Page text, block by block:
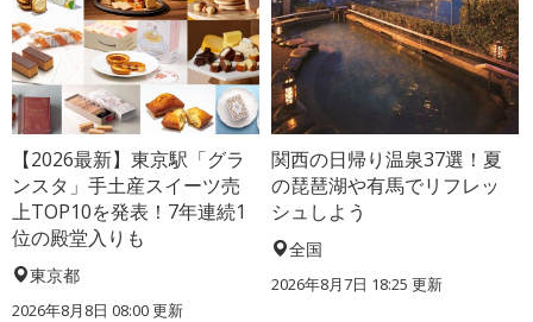
【2026最新】東京駅「グラ
ンスタ」手土産スイーツ売
上TOP10を発表！7年連続1
位の殿堂入りも
東京都
2026年8月8日 08:00更新
関西の日帰り温泉37選！夏
の琵琶湖や有馬でリフレッ
シュしよう
全国
2026年8月7日 18:25 更新